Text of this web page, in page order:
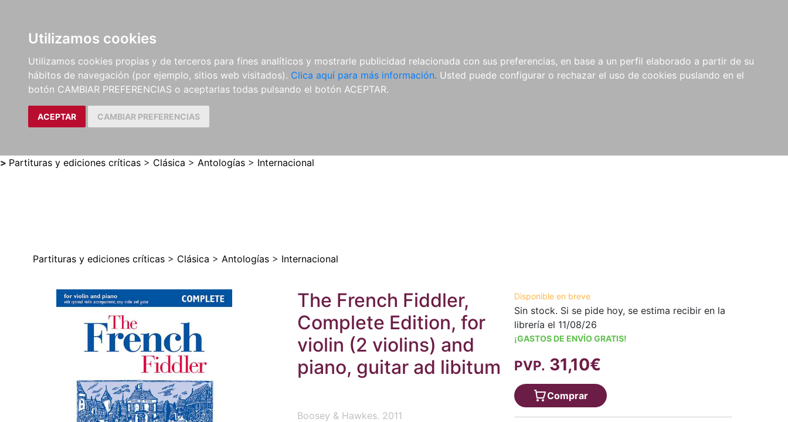
Utilizamos cookies
Utilizamos cookies propias y de terceros para fines analíticos y mostrarle publicidad relacionada con sus preferencias, en base a un perfil elaborado a partir de su
hábitos de navegación (por ejemplo, sitios web visitados). Clica aquí para más información. Usted puede configurar o rechazar el uso de cookies puslando en el
botón CAMBIAR PREFERENCIAS o aceptarlas todas pulsando el botón ACEPTAR.
ACEPTAR CAMBIAR PREFERENCIAS
LIBROS
MÉTODOS Y
EJERCICIOS
PARTITURAS Y EDICIONES
CRÍTICAS
REVISTAS
CDS Y
DVDS
MATERIAL
COMPLEMENTARIO
NOVEDADES NOTICIAS
COMPRAS
INSTITUCIONALES
> Partituras y ediciones críticas > Clásica > Antologías > Internacional
Partituras y ediciones críticas > Clásica > Antologías > Internacional
The French Fiddler,
Complete Edition, for
violin (2 violins) and
piano, guitar ad libitum
Boosey & Hawkes. 2011
Disponible en breve
Sin stock. Si se pide hoy, se estima recibir en la
librería el 11/08/26
¡GASTOS DE ENVÍO GRATIS!
PVP. 31,10€
Comprar